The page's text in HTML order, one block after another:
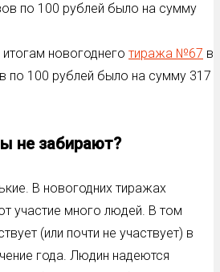
по 100 рублей было на сумму
новогоднего тиража №67 в
по 100 рублей было на сумму 317
не забирают?
В новогодних тиражах
участие много людей. В том
(или почти не участвует) в
года. Людин надеются